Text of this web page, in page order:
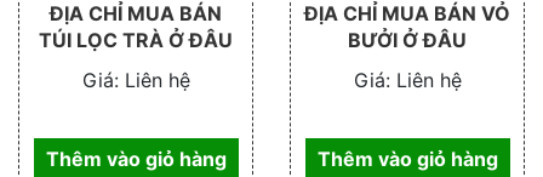
ĐỊA CHỈ MUA BÁN
TÚI LỌC TRÀ Ở ĐÂU
Giá:Liên hệ
Thêm vào giỏ hàng
ĐỊA CHỈ MUA BÁN VỎ
BƯỞI Ở ĐÂU
Giá:Liên hệ
Thêm vào giỏ hàng